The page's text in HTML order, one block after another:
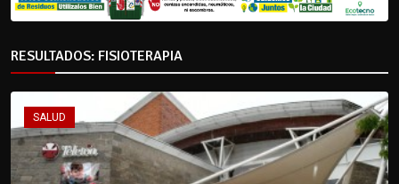
RESULTADOS: FISIOTERAPIA
SALUD